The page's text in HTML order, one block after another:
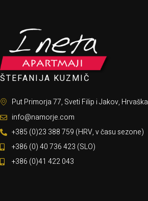
ŠTEFANIJA KUZMIČ
Put Primorja 77, Sveti Filip i Jakov, Hrvaška
info@namorje.com
+385 (0)23 388 759 (HRV, v času sezone)
+386 (0) 40 736 423 (SLO)
+386 (0)41 422 043